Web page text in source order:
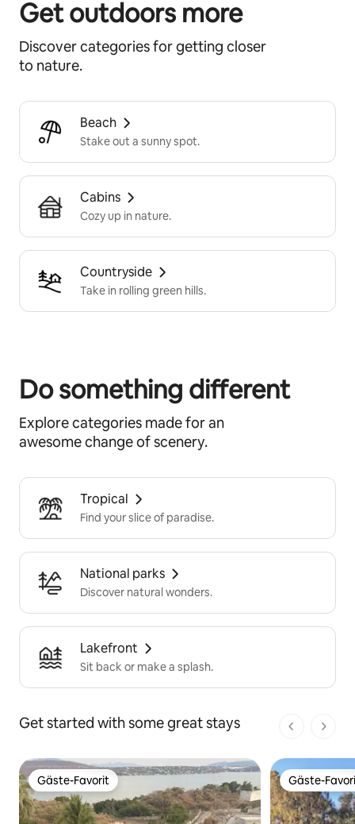
Get outdoors more
Discover categories for getting closer
to nature.
Beach
Stake out a sunny spot.
Cabins
Cozy up in nature.
Countryside
Take in rolling green hills.
Do something different
Explore categories made for an
awesome change of scenery.
Tropical
Find your slice of paradise.
National parks
Discover natural wonders.
Lakefront
Sit back or make a splash.
Get started with some great stays
1 von 1
Gäste-Favorit
Gäste-Favorit
Gäste-
Gäste-